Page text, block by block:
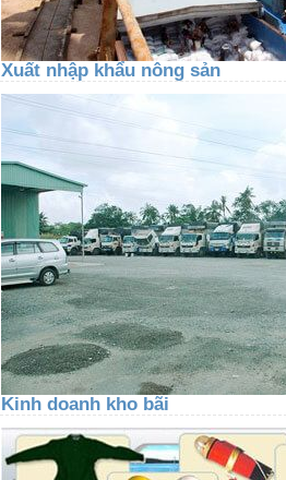
Xuất nhập khẩu nông sản
Kinh doanh kho bãi